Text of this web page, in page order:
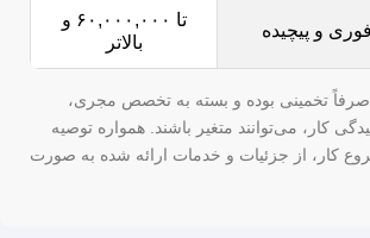
و پیچیده
تا ۶۰,۰۰۰,۰۰۰ و
بالاتر
صرفاً تخمینی بوده و بسته به تخصص مجری،
کار، می‌توانند متغیر باشند. همواره توصیه
کار، از جزئیات و خدمات ارائه شده به صورت